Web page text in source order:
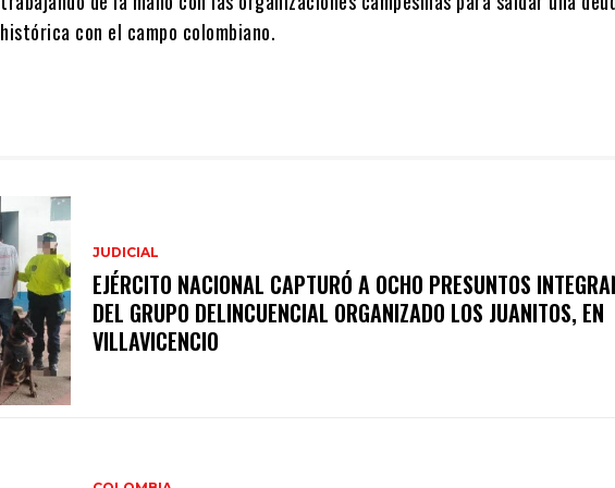
histórica con el campo colombiano.
JUDICIAL
EJÉRCITO NACIONAL CAPTURÓ A OCHO PRESUNTOS
DEL GRUPO DELINCUENCIAL ORGANIZADO LOS JUANITOS, EN
VILLAVICENCIO